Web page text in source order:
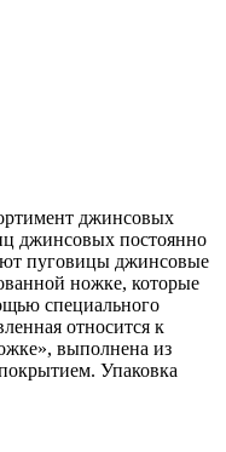
джинсовых
джинсовых постоянно
пуговицы джинсовые
ножке, которые
специального
относится к
выполнена из
Упаковка